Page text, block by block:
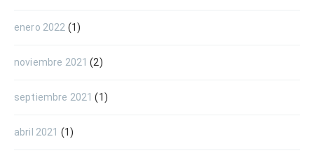
enero 2022 (1)
noviembre 2021 (2)
septiembre 2021 (1)
abril 2021 (1)